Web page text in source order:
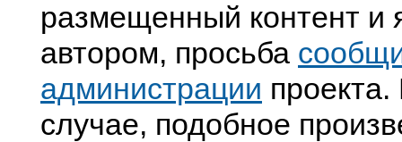
размещенный контент и
автором, просьба
администрации
случае, подобное